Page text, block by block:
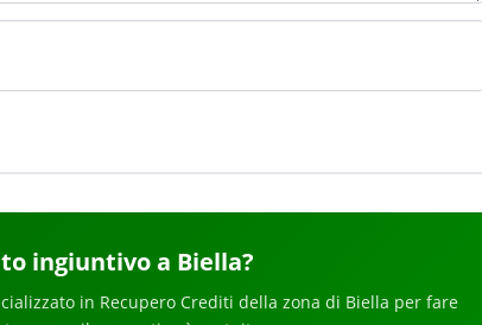
ingiuntivoa Biella?
in Recupero Crediti della zona di Biella per fare